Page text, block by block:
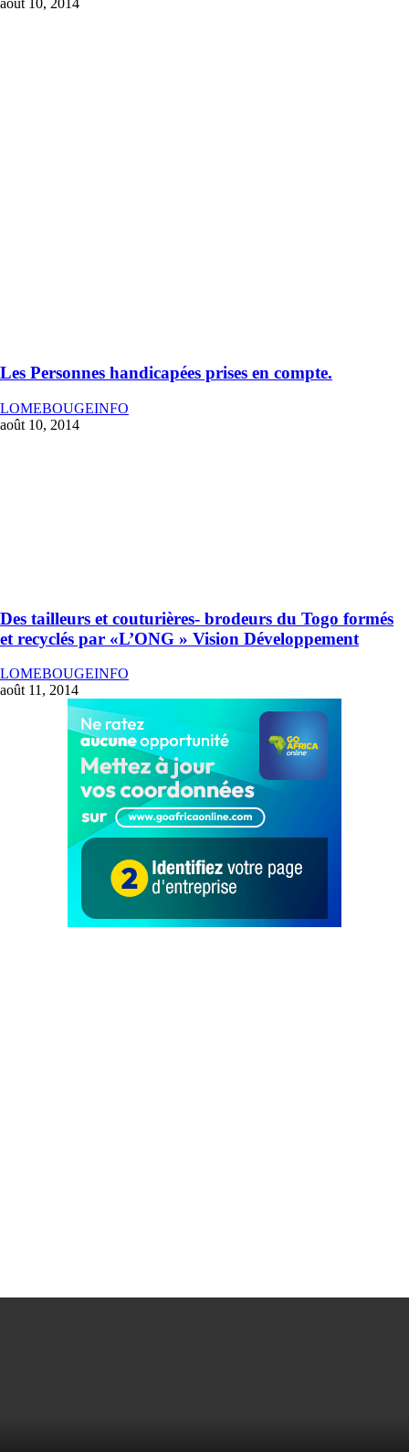
Les Personnes handicapées prises en compte.
LOMEBOUGEINFO
août 10, 2014
Des tailleurs et couturières- brodeurs du Togo formés
et recyclés par «L’ONG » Vision Développement
LOMEBOUGEINFO
août 11, 2014